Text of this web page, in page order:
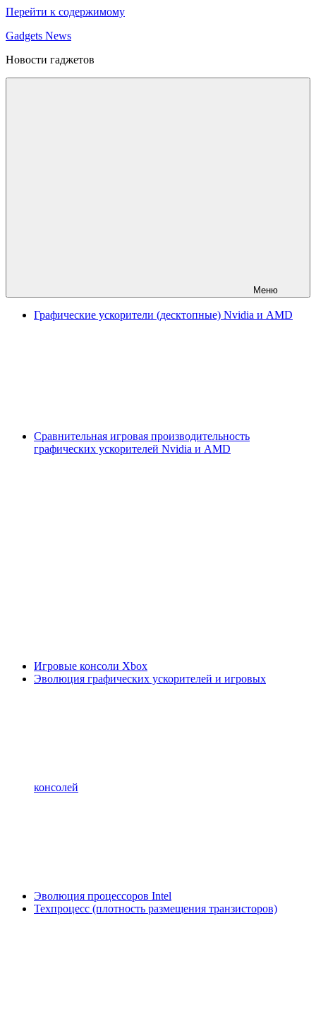
Перейти к содержимому
Gadgets News
Новости гаджетов
Меню
Графические ускорители (десктопные) Nvidia и AMD
Сравнительная игровая производительность
графических ускорителей Nvidia и AMD
Игровые консоли Xbox
Эволюция графических ускорителей и игровых
консолей
Эволюция процессоров Intel
Техпроцесс (плотность размещения транзисторов)